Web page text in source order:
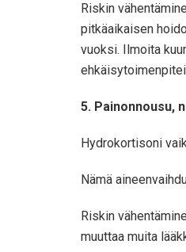
Riskin
pitkäaikaisen
vuoksi. Ilmoita
5. Painonnousu,
Hydrokortisoni
Nämä
Riskin
muuttaa muita